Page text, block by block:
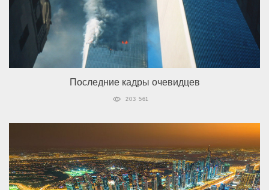
Последние кадры очевидцев
203 561